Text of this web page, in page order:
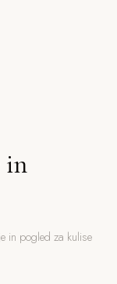
in
in pogled za kulise